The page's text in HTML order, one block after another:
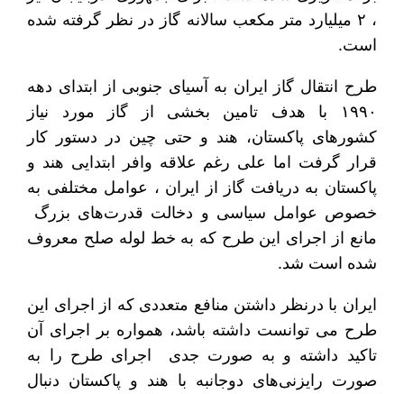
، ۲ میلیارد متر مکعب سالانه گاز در نظر گرفته شده
است.
طرح انتقال گاز ایران به آسیای جنوبی از ابتدای دهه
۱۹۹۰ با هدف تامین بخشی از گاز مورد نیاز
کشورهای پاکستان، هند و حتی چین در دستور کار
قرار گرفت اما علی رغم علاقه وافر ابتدایی هند و
پاکستان به دریافت گاز از ایران ، عوامل مختلفی به
خصوص عوامل سیاسی و دخالت قدرت‌های بزرگ
مانع از اجرای این طرح که به خط لوله صلح معروف
شده است شد.
ایران با درنظر داشتن منافع متعددی که از اجرای این
طرح می توانست داشته باشد، همواره بر اجرای آن
تاکید داشته و به صورت جدی اجرای طرح را به
صورت رایزنی‌های دوجانبه با هند و پاکستان دنبال